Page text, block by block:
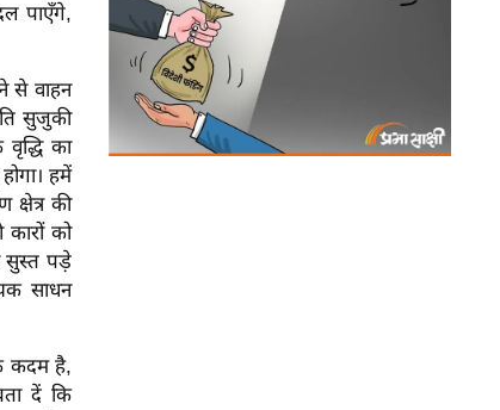
पाएँगे,
से वाहन
सुजुकी
का
हमें
क्षेत्र की
कारों को
सुस्त पड़े
साधन
कदम है,
दें कि